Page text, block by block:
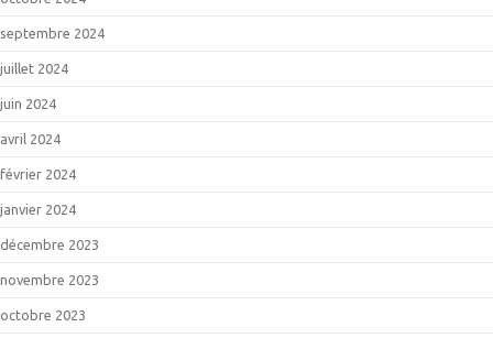
septembre 2024
juillet 2024
juin 2024
avril 2024
février 2024
janvier 2024
décembre 2023
novembre 2023
octobre 2023